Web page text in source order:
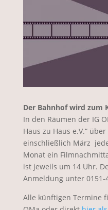
Der Bahnhof wird zum
In den Räumen der IG
Haus zu Haus e.V.“über
einschließlich März
Monat ein
ist jeweils um 14 Uhr.
Anmeldung unter 0151-
Alle künftigen Termine